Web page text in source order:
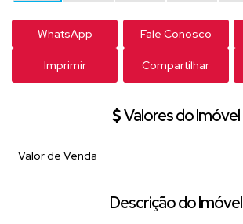
WhatsApp Fale Conosco
Imprimir Compartilhar
Valores do Imóvel
Valor de Venda
Descrição do Imóvel